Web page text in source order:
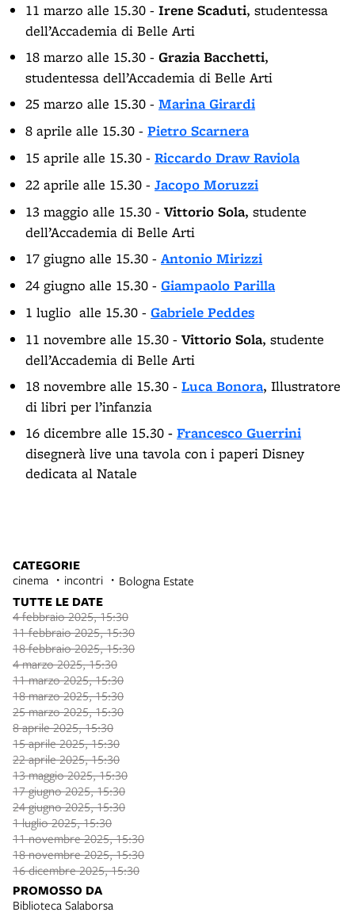
11 marzo alle 15.30 - Irene Scaduti, studentessa
dell’Accademia di Belle Arti
18 marzo alle 15.30 - Grazia Bacchetti,
studentessa dell’Accademia di Belle Arti
25 marzo alle 15.30 - Marina Girardi
8 aprile alle 15.30 - Pietro Scarnera
15 aprile alle 15.30 - Riccardo Draw Raviola
22 aprile alle 15.30 - Jacopo Moruzzi
13 maggio alle 15.30 - Vittorio Sola, studente
dell’Accademia di Belle Arti
17 giugno alle 15.30 - Antonio Mirizzi
24 giugno alle 15.30 - Giampaolo Parilla
1 luglio alle 15.30 - Gabriele Peddes
11 novembre alle 15.30 - Vittorio Sola, studente
dell’Accademia di Belle Arti
18 novembre alle 15.30 - Luca Bonora, Illustratore
di libri per l’infanzia
16 dicembre alle 15.30 - Francesco Guerrini
disegnerà live una tavola con i paperi Disney
dedicata al Natale
CATEGORIE
cinema incontri Bologna Estate
TUTTE LE DATE
4 febbraio 2025, 15:30
11 febbraio 2025, 15:30
18 febbraio 2025, 15:30
4 marzo 2025, 15:30
11 marzo 2025, 15:30
18 marzo 2025, 15:30
25 marzo 2025, 15:30
8 aprile 2025, 15:30
15 aprile 2025, 15:30
22 aprile 2025, 15:30
13 maggio 2025, 15:30
17 giugno 2025, 15:30
24 giugno 2025, 15:30
1 luglio 2025, 15:30
11 novembre 2025, 15:30
18 novembre 2025, 15:30
16 dicembre 2025, 15:30
PROMOSSO DA
Biblioteca Salaborsa